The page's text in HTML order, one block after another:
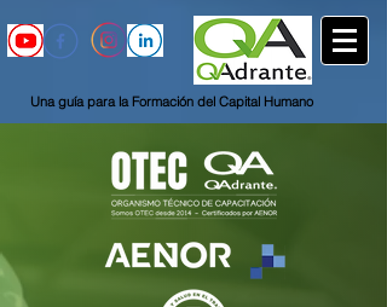
Una guía para la Formación del Capital Humano